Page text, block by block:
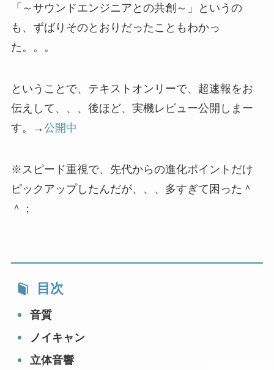
「～サウンドエンジニアとの共創～」というの
も、ずばりそのとおりだったこともわかっ
た。。。
ということで、テキストオンリーで、超速報をお
伝えして、、、後ほど、実機レビュー公開しまー
す。→公開中
※スピード重視で、先代からの進化ポイントだけ
ピックアップしたんだが、、、多すぎて困った＾
＾；
目次
音質
ノイキャン
立体音響